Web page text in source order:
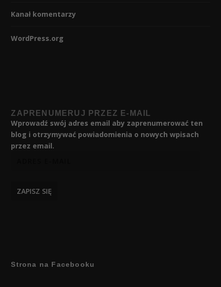
Kanał komentarzy
WordPress.org
ZAPRENUMERUJ PRZEZ E-MAIL
Wprowadź swój adres email aby zaprenumerować ten
blog i otrzymywać powiadomienia o nowych wpisach
przez email.
ZAPISZ SIĘ
Strona na Facebooku